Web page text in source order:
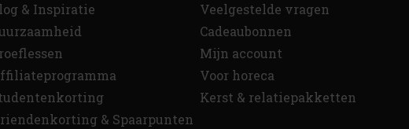
& Inspiratie
& Spaarpunten
Veelgestelde vragen
Cadeaubonnen
Mijn account
Voor horeca
Kerst & relatiepakketten